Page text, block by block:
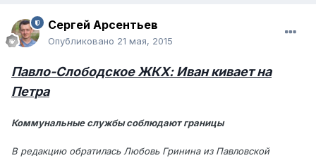
Сергей Арсентьев
Опубликовано 21 мая, 2015
Павло-Слободское ЖКХ: Иван кивает на
Петра
Коммунальные службы соблюдают границы
В редакцию обратилась Любовь Гринина из Павловской